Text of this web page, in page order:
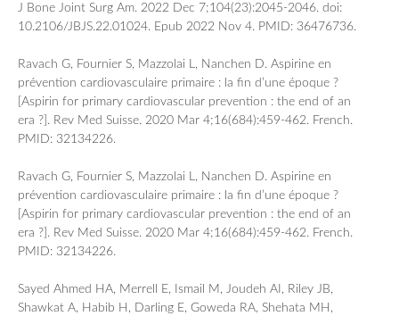
J Bone Joint Surg Am. 2022 Dec 7;104(23):2045-2046. doi:
10.2106/JBJS.22.01024. Epub 2022 Nov 4. PMID: 36476736.
Ravach G, Fournier S, Mazzolai L, Nanchen D. Aspirine en
prévention cardiovasculaire primaire : la fin d’une époque ?
[Aspirin for primary cardiovascular prevention : the end of an
era ?]. Rev Med Suisse. 2020 Mar 4;16(684):459-462. French.
PMID: 32134226.
Ravach G, Fournier S, Mazzolai L, Nanchen D. Aspirine en
prévention cardiovasculaire primaire : la fin d’une époque ?
[Aspirin for primary cardiovascular prevention : the end of an
era ?]. Rev Med Suisse. 2020 Mar 4;16(684):459-462. French.
PMID: 32134226.
Sayed Ahmed HA, Merrell E, Ismail M, Joudeh AI, Riley JB,
Shawkat A, Habib H, Darling E, Goweda RA, Shehata MH,